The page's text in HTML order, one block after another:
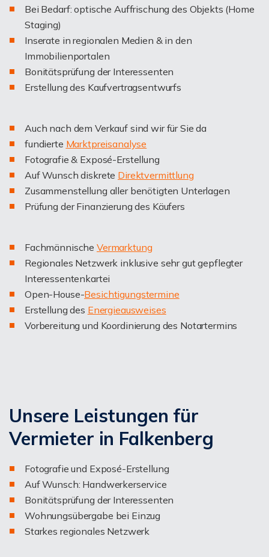
Bei Bedarf: optische Auffrischung des Objekts (Home
Staging)
Inserate in regionalen Medien & in den
Immobilienportalen
Bonitätsprüfung der Interessenten
Erstellung des Kaufvertragsentwurfs
Auch nach dem Verkauf sind wir für Sie da
fundierte Marktpreisanalyse
Fotografie & Exposé-Erstellung
Auf Wunsch diskrete Direktvermittlung
Zusammenstellung aller benötigten Unterlagen
Prüfung der Finanzierung des Käufers
Fachmännische Vermarktung
Regionales Netzwerk inklusive sehr gut gepflegter
Interessentenkartei
Open-House-Besichtigungstermine
Erstellung des Energieausweises
Vorbereitung und Koordinierung des Notartermins
Unsere Leistungen für
Vermieter in Falkenberg
Fotografie und Exposé-Erstellung
Auf Wunsch: Handwerkerservice
Bonitätsprüfung der Interessenten
Wohnungsübergabe bei Einzug
Starkes regionales Netzwerk